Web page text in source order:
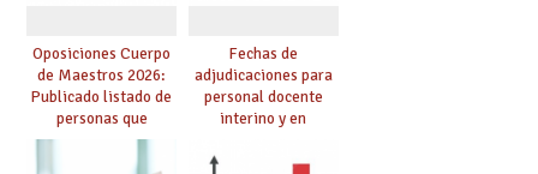
Oposiciones Cuerpo
de Maestros 2026:
Publicado listado de
personas que
adquieren nueva
especialidad
Fechas de
adjudicaciones para
personal docente
interino y en
debes saber